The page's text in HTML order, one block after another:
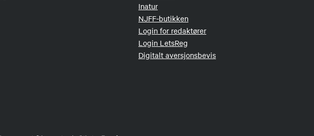
Inatur
NJFF-butikken
Login for redaktører
Login LetsReg
Digitalt aversjonsbevis